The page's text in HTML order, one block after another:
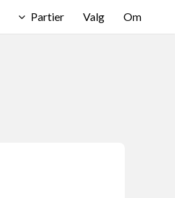
Partier Valg Om